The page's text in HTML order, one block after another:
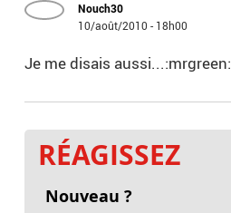
Nouch30
10/août/2010 - 18h00
Je me disais aussi...:mrgreen:
RÉAGISSEZ
Nouveau ?